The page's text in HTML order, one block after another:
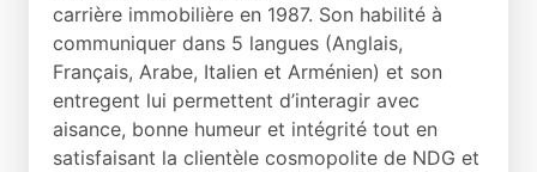
carrière immobilière en 1987. Son habilité à
communiquer dans 5 langues (Anglais,
Français, Arabe, Italien et Arménien) et son
entregent lui permettent d’interagir avec
aisance, bonne humeur et intégrité tout en
satisfaisant la clientèle cosmopolite de NDG et